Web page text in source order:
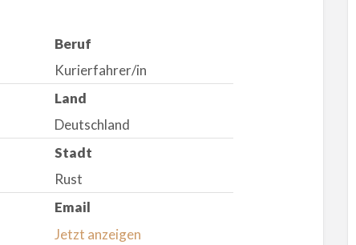
Beruf
Kurierfahrer/in
Land
Deutschland
Stadt
Rust
Email
Jetzt anzeigen